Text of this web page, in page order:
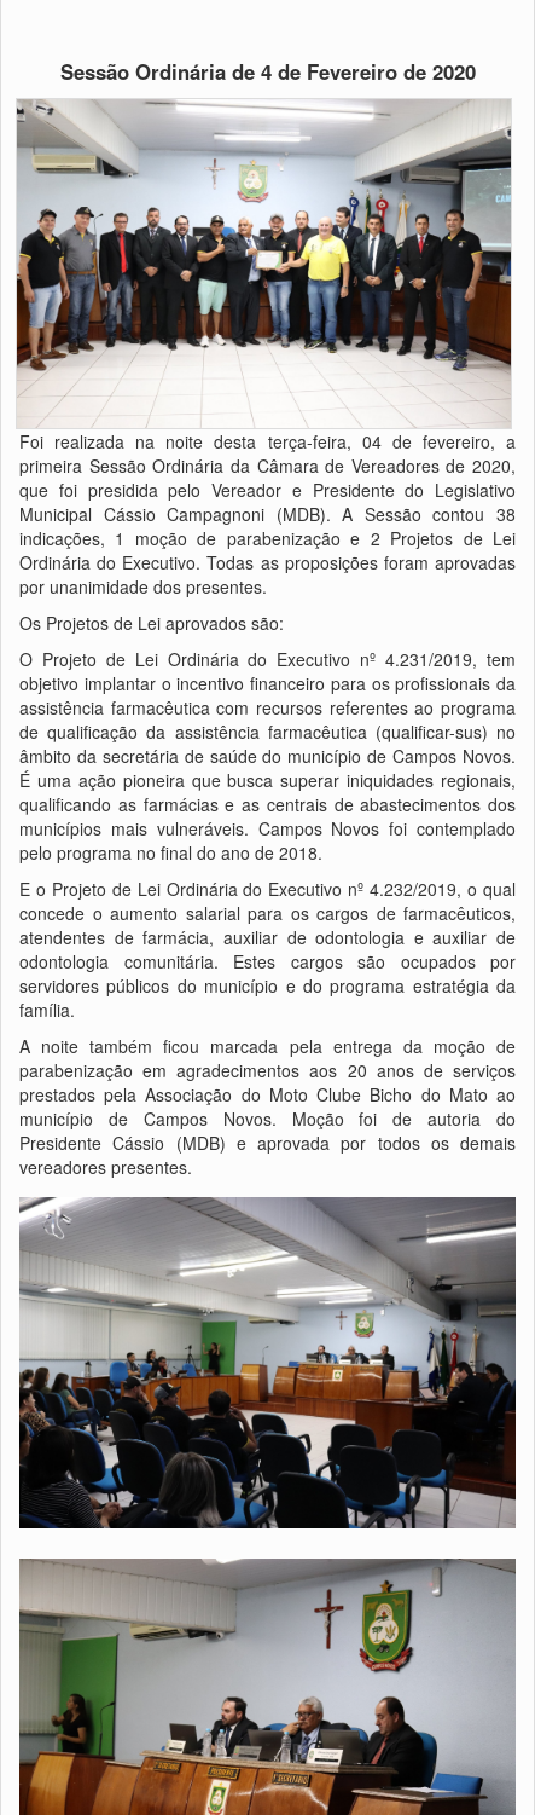
Sessão Ordinária de 4 de Fevereiro de 2020
Foi realizada na noite desta terça-feira, 04 de fevereiro, a
primeira Sessão Ordinária da Câmara de Vereadores de 2020,
que foi presidida pelo Vereador e Presidente do Legislativo
Municipal Cássio Campagnoni (MDB). A Sessão contou 38
indicações, 1 moção de parabenização e 2 Projetos de Lei
Ordinária do Executivo. Todas as proposições foram aprovadas
por unanimidade dos presentes.
Os Projetos de Lei aprovados são:
O Projeto de Lei Ordinária do Executivo nº 4.231/2019, tem
objetivo implantar o incentivo financeiro para os profissionais da
assistência farmacêutica com recursos referentes ao programa
de qualificação da assistência farmacêutica (qualificar-sus) no
âmbito da secretária de saúde do município de Campos Novos.
É uma ação pioneira que busca superar iniquidades regionais,
qualificando as farmácias e as centrais de abastecimentos dos
municípios mais vulneráveis. Campos Novos foi contemplado
pelo programa no final do ano de 2018.
E o Projeto de Lei Ordinária do Executivo nº 4.232/2019, o qual
concede o aumento salarial para os cargos de farmacêuticos,
atendentes de farmácia, auxiliar de odontologia e auxiliar de
odontologia comunitária. Estes cargos são ocupados por
servidores públicos do município e do programa estratégia da
família.
A noite também ficou marcada pela entrega da moção de
parabenização em agradecimentos aos 20 anos de serviços
prestados pela Associação do Moto Clube Bicho do Mato ao
município de Campos Novos. Moção foi de autoria do
Presidente Cássio (MDB) e aprovada por todos os demais
vereadores presentes.